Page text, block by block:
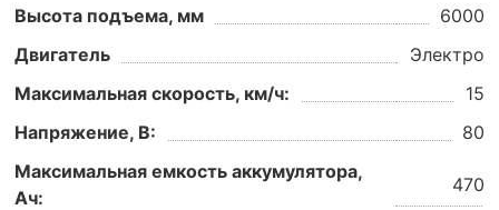
Высота подъема, мм
6000
Двигатель
Электро
Максимальная скорость, км/ч:
15
Напряжение, В:
80
Максимальная емкость аккумулятора,
Ач:
470